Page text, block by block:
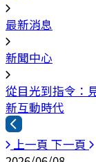
最新消息
新聞中心
從目光到指令：
新互動時代
上一頁 下一頁